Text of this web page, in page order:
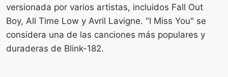
versionada por varios artistas, incluidos Fall Out
Boy, All Time Low y Avril Lavigne. "I Miss You" se
considera una de las canciones más populares y
duraderas de Blink-182.